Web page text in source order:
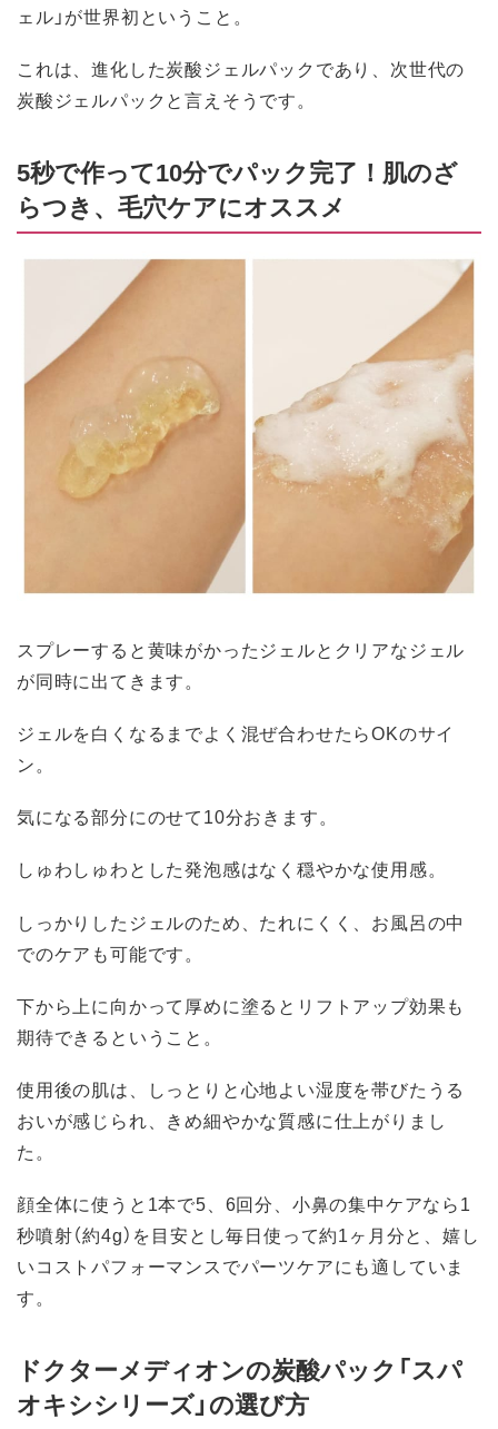
ェル」が世界初ということ。
これは、進化した炭酸ジェルパックであり、次世代の
炭酸ジェルパックと言えそうです。
5秒で作って10分でパック完了！肌のざ
らつき、毛穴ケアにオススメ
スプレーすると黄味がかったジェルとクリアなジェル
が同時に出てきます。
ジェルを白くなるまでよく混ぜ合わせたらOKのサイ
ン。
気になる部分にのせて10分おきます。
しゅわしゅわとした発泡感はなく穏やかな使用感。
しっかりしたジェルのため、たれにくく、お風呂の中
でのケアも可能です。
下から上に向かって厚めに塗るとリフトアップ効果も
期待できるということ。
使用後の肌は、しっとりと心地よい湿度を帯びたうる
おいが感じられ、きめ細やかな質感に仕上がりまし
た。
顔全体に使うと1本で5、6回分、小鼻の集中ケアなら1
秒噴射（約4g）を目安とし毎日使って約1ヶ月分と、嬉し
いコストパフォーマンスでパーツケアにも適していま
す。
ドクターメディオンの炭酸パック「スパ
オキシシリーズ」の選び方